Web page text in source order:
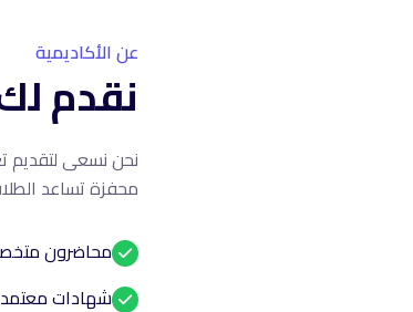
عن الأكاديمية
نقدم
نحن نسعى لتقديم
محفزة تساعد
محاضرون
شهادات